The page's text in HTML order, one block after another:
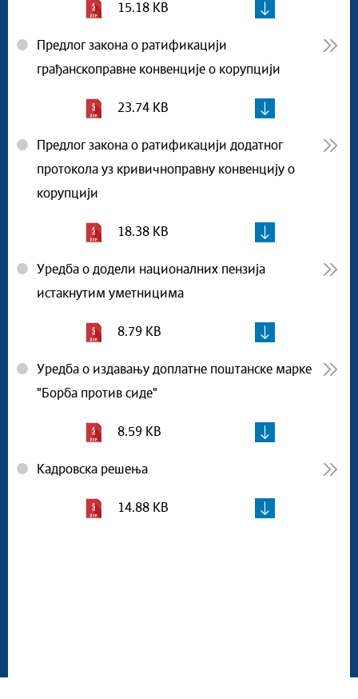
15.18 KB
Предлог закона о ратификацији
грађанскоправне конвенције о корупцији
23.74 KB
Предлог закона о ратификацији додатног
протокола уз кривичноправну конвенцију о
корупцији
18.38 KB
Уредба о додели националних пензија
истакнутим уметницима
8.79 KB
Уредба о издавању доплатне поштанске марке
"Борба против сиде"
8.59 KB
Кадровска решења
14.88 KB